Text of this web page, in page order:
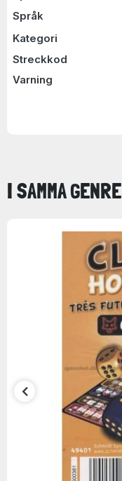
Språk
Kategori
Streckkod
Varning
I SAMMA GENRE